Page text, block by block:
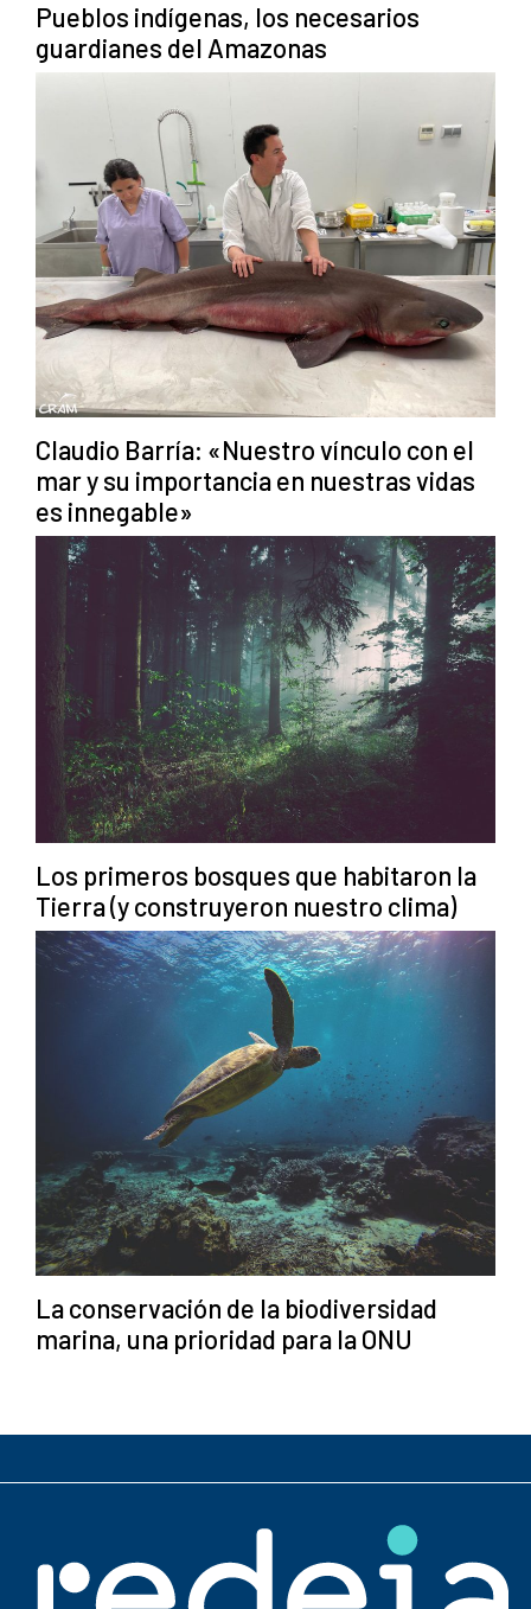
Pueblos indígenas, los necesarios
guardianes del Amazonas
Claudio Barría: «Nuestro vínculo con el
mar y su importancia en nuestras vidas
es innegable»
Los primeros bosques que habitaron la
Tierra (y construyeron nuestro clima)
La conservación de la biodiversidad
marina, una prioridad para la ONU